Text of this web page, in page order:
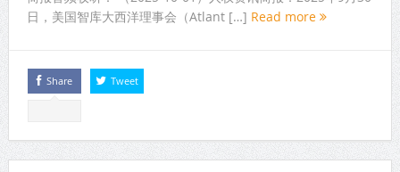
日，美国智库大西洋理事会（Atlant […] Read more
Share Tweet